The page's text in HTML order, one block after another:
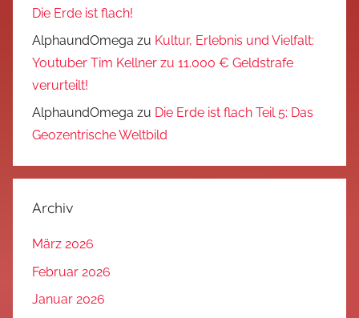
Die Erde ist flach!
AlphaundOmega zu Kultur, Erlebnis und Vielfalt:
Youtuber Tim Kellner zu 11.000 € Geldstrafe
verurteilt!
AlphaundOmega zu Die Erde ist flach Teil 5: Das
Geozentrische Weltbild
Archiv
März 2026
Februar 2026
Januar 2026